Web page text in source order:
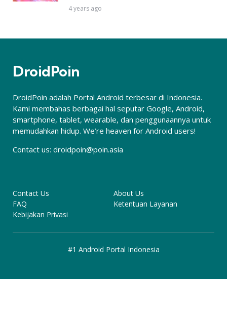
4 years ago
DroidPoin
DroidPoin adalah Portal Android terbesar di Indonesia.
Kami membahas berbagai hal seputar Google, Android,
smartphone, tablet, wearable, dan penggunaannya untuk
memudahkan hidup. We’re heaven for Android users!
Contact us: droidpoin@poin.asia
Contact Us
About Us
FAQ
Ketentuan Layanan
Kebijakan Privasi
#1 Android Portal Indonesia